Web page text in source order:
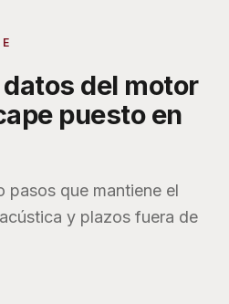
datos del motor
puesto en
pasos que mantiene el
y plazos fuera de